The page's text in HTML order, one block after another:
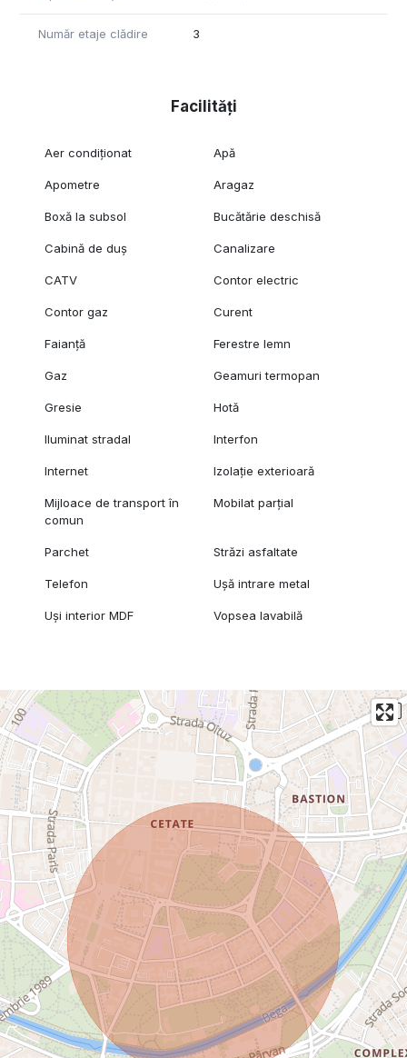
Număr etaje clădire 3
Facilități
Aer condiționat Apă
Apometre Aragaz
Boxă la subsol Bucătărie deschisă
Cabină de duș Canalizare
CATV Contor electric
Contor gaz Curent
Faianță Ferestre lemn
Gaz Geamuri termopan
Gresie Hotă
Iluminat stradal Interfon
Internet Izolație exterioară
Mijloace de transport în
comun
Mobilat parțial
Parchet Străzi asfaltate
Telefon Ușă intrare metal
Uși interior MDF Vopsea lavabilă